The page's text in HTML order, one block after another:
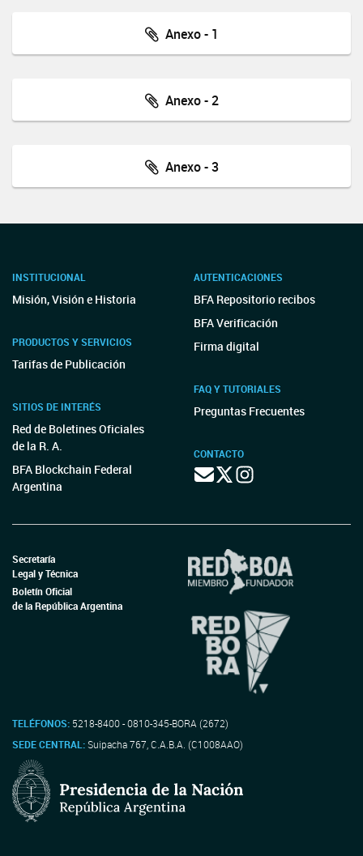
Anexo - 1
Anexo - 2
Anexo - 3
INSTITUCIONAL
Misión, Visión e Historia
PRODUCTOS Y SERVICIOS
Tarifas de Publicación
SITIOS DE INTERÉS
Red de Boletines Oficiales
de la R. A.
BFA Blockchain Federal
Argentina
AUTENTICACIONES
BFA Repositorio recibos
BFA Verificación
Firma digital
FAQ Y TUTORIALES
Preguntas Frecuentes
CONTACTO
Secretaría
Legal y Técnica
Boletín Oficial
de la República Argentina
TELÉFONOS: 5218-8400 - 0810-345-BORA (2672)
SEDE CENTRAL:Suipacha 767, C.A.B.A. (C1008AAO)